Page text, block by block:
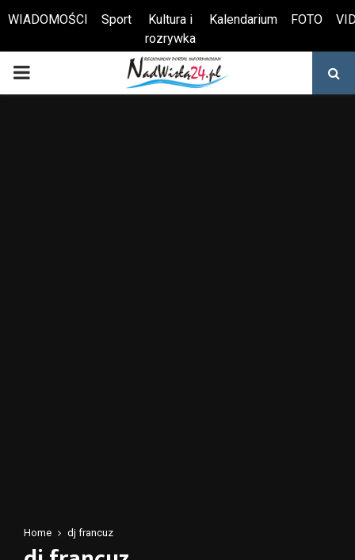
Otwórz pasek narzędzi
WIADOMOŚCI Sport
Kultura i
rozrywka
Kalendarium FOTO
PRIMARY
Home dj francuz